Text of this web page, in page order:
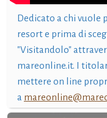
Dedicato a chi vuole
resort e prima di
"Visitandolo"
mareonline.it. I
mettere on line
a